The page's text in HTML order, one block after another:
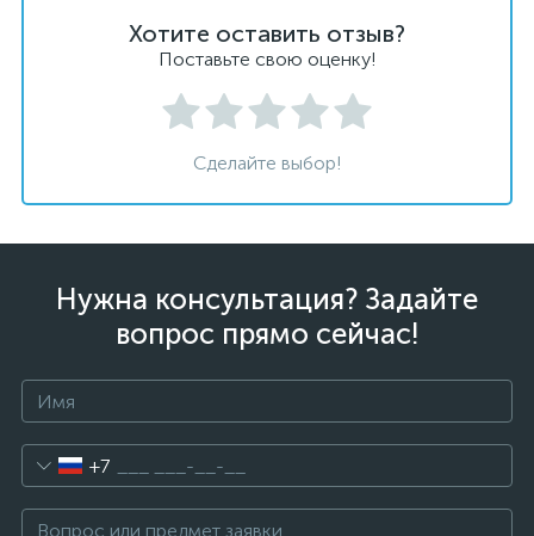
Хотите оставить отзыв?
Поставьте свою оценку!
Сделайте выбор!
Нужна консультация? Задайте
вопрос прямо сейчас!
+7